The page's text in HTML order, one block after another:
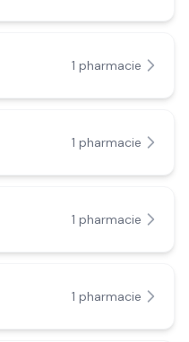
1 pharmacie
1 pharmacie
1 pharmacie
1 pharmacie